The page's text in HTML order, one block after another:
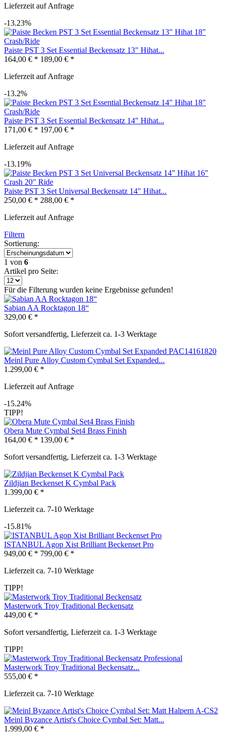
Lieferzeit auf Anfrage
-13.23%
Paiste PST 3 Set Essential Beckensatz 13" Hihat...
164,00 € * 189,00 € *
Lieferzeit auf Anfrage
-13.2%
Paiste PST 3 Set Essential Beckensatz 14" Hihat...
171,00 € * 197,00 € *
Lieferzeit auf Anfrage
-13.19%
Paiste PST 3 Set Universal Beckensatz 14" Hihat...
250,00 € * 288,00 € *
Lieferzeit auf Anfrage
Filtern
Sortierung:
1 von 6
Artikel pro Seite:
Für die Filterung wurden keine Ergebnisse gefunden!
Sabian AA Rocktagon 18“
329,00 € *
Sofort versandfertig, Lieferzeit ca. 1-3 Werktage
Meinl Pure Alloy Custom Cymbal Set Expanded...
1.299,00 € *
Lieferzeit auf Anfrage
-15.24%
TIPP!
Obera Mute Cymbal Set4 Brass Finish
164,00 € * 139,00 € *
Sofort versandfertig, Lieferzeit ca. 1-3 Werktage
Zildjian Beckenset K Cymbal Pack
1.399,00 € *
Lieferzeit ca. 7-10 Werktage
-15.81%
ISTANBUL Agop Xist Brilliant Beckenset Pro
949,00 € * 799,00 € *
Lieferzeit ca. 7-10 Werktage
TIPP!
Masterwork Troy Traditional Beckensatz
449,00 € *
Sofort versandfertig, Lieferzeit ca. 1-3 Werktage
TIPP!
Masterwork Troy Traditional Beckensatz...
555,00 € *
Lieferzeit ca. 7-10 Werktage
Meinl Byzance Artist's Choice Cymbal Set: Matt...
1.999,00 € *